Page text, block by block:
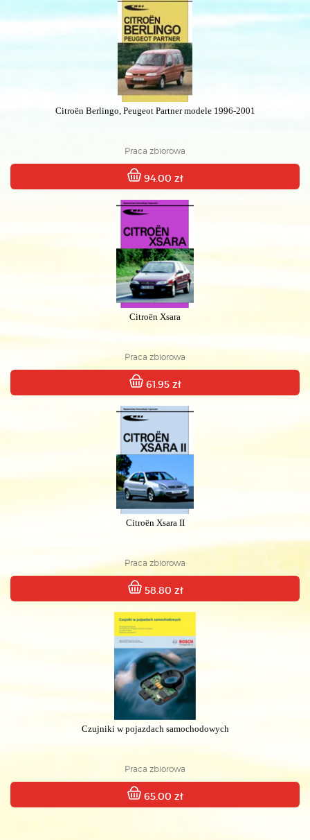
Citroën Berlingo, Peugeot Partner modele 1996-2001
Praca zbiorowa
94.00 zł
Citroën Xsara
Praca zbiorowa
61.95 zł
Citroën Xsara II
Praca zbiorowa
58.80 zł
Czujniki w pojazdach samochodowych
Praca zbiorowa
65.00 zł